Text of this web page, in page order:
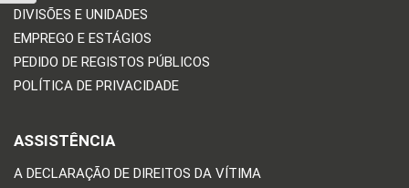
DIVISÕES E UNIDADES
EMPREGO E ESTÁGIOS
PEDIDO DE REGISTOS PÚBLICOS
POLÍTICA DE PRIVACIDADE
ASSISTÊNCIA
A DECLARAÇÃO DE DIREITOS DA VÍTIMA